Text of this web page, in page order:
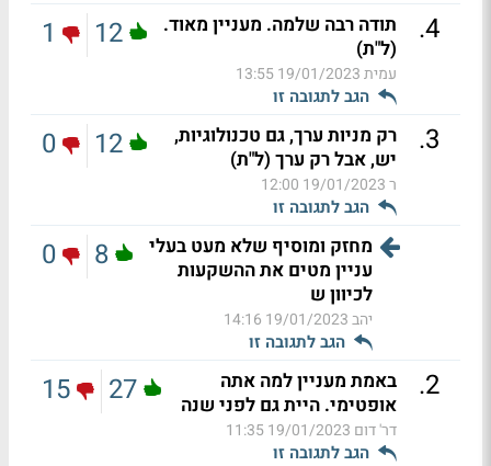
4
.
תודה רבה שלמה. מעניין מאוד.
(ל"ת)
עמית19/01/2023 13:55
הגב לתגובה זו
12
1
3
.
רק מניות ערך, גם טכנולוגיות,
יש, אבל רק ערך (ל"ת)
ר19/01/2023 12:00
הגב לתגובה זו
12
0
מחזק ומוסיף שלא מעט בעלי
עניין מטים את ההשקעות
לכיוון ש
יהב19/01/2023 14:16
הגב לתגובה זו
8
0
2
.
באמת מעניין למה אתה
אופטימי. היית גם לפני שנה
דר' דום 19/01/2023 11:35
הגב לתגובה זו
27
15